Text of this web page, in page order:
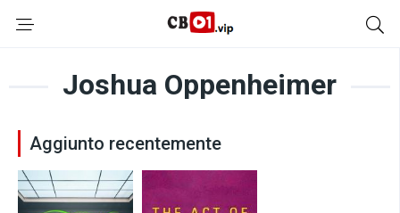
Joshua Oppenheimer
Aggiunto recentemente